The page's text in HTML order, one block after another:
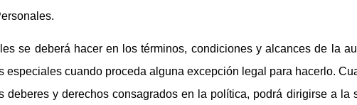
se deberá hacer en los términos, condiciones y alcances de la
especiales cuando proceda alguna excepción legal para hacerlo.
y derechos consagrados en la política, podrá dirigirse a la